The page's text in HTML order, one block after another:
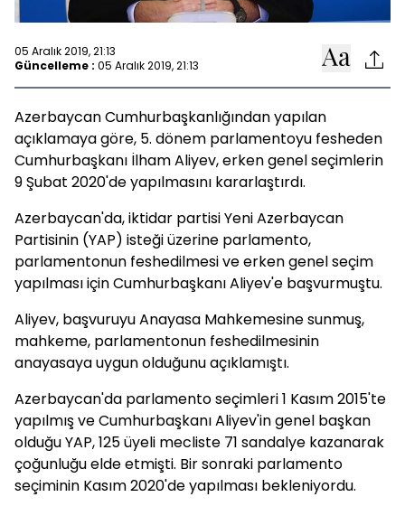
05 Aralık 2019, 21:13
Güncelleme : 05 Aralık 2019, 21:13
Azerbaycan Cumhurbaşkanlığından yapılan
açıklamaya göre, 5. dönem parlamentoyu fesheden
Cumhurbaşkanı İlham Aliyev, erken genel seçimlerin
9 Şubat 2020'de yapılmasını kararlaştırdı.
Azerbaycan'da, iktidar partisi Yeni Azerbaycan
Partisinin (YAP) isteği üzerine parlamento,
parlamentonun feshedilmesi ve erken genel seçim
yapılması için Cumhurbaşkanı Aliyev'e başvurmuştu.
Aliyev, başvuruyu Anayasa Mahkemesine sunmuş,
mahkeme, parlamentonun feshedilmesinin
anayasaya uygun olduğunu açıklamıştı.
Azerbaycan'da parlamento seçimleri 1 Kasım 2015'te
yapılmış ve Cumhurbaşkanı Aliyev'in genel başkan
olduğu YAP, 125 üyeli mecliste 71 sandalye kazanarak
çoğunluğu elde etmişti. Bir sonraki parlamento
seçiminin Kasım 2020'de yapılması bekleniyordu.